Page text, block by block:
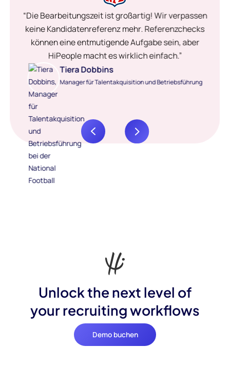
“Die Bearbeitungszeit ist großartig! Wir verpassen
keine Kandidatenreferenz mehr. Referenzchecks
können eine entmutigende Aufgabe sein, aber
HiPeople macht es wirklich einfach.”
Tiera Dobbins
Manager für Talentakquisition und Betriebsführung
Unlock the next level of
your recruiting workflows
Demo buchen